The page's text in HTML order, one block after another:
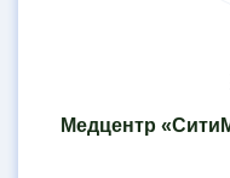
Медцентр